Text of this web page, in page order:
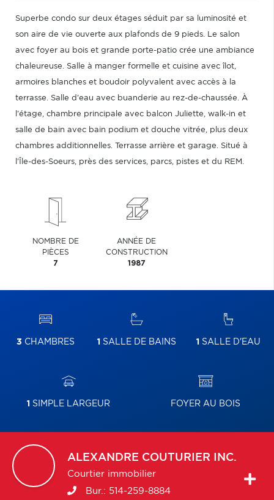
Superbe condo sur deux étages séduit par sa luminosité et
son aire de vie ouverte aux plafonds de 9 pieds. Le salon
avec foyer au bois et grande porte-patio crée une ambiance
chaleureuse. Salle à manger formelle et cuisine avec îlot,
armoires blanches et boudoir polyvalent avec accès à la
terrasse. Salle d'eau avec buanderie au rez-de-chaussée. À
l'étage, chambre principale avec balcon Juliette, walk-in et
salle de bain avec bain podium et douche vitrée, plus deux
chambres additionnelles. Terrasse arrière et garage. Situé à
l'Île-des-Soeurs, près des services, parcs, pistes et du REM.
NOMBRE DE
PIÈCES
7
ANNÉE DE
CONSTRUCTION
1987
3 CHAMBRES 1 SALLE DE BAINS 1 SALLE D'EAU
1 SIMPLE LARGEUR FOYER AU BOIS
ALEXANDRE COUTURIER INC.
Courtier immobilier
Bur.: 514-259-8884